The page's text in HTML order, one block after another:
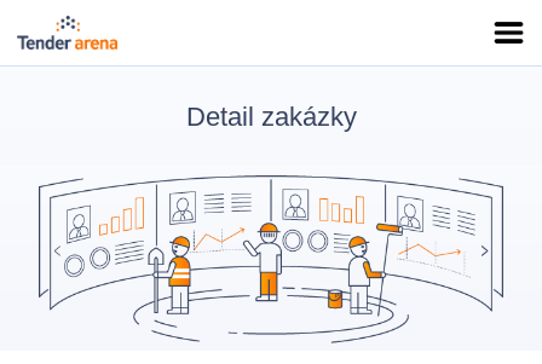
Detail zakázky